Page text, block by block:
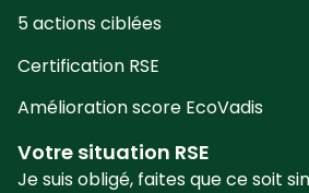
5 actions ciblées
Certification RSE
Amélioration score EcoVadis
Votre situation RSE
Je suis obligé, faites que ce soit